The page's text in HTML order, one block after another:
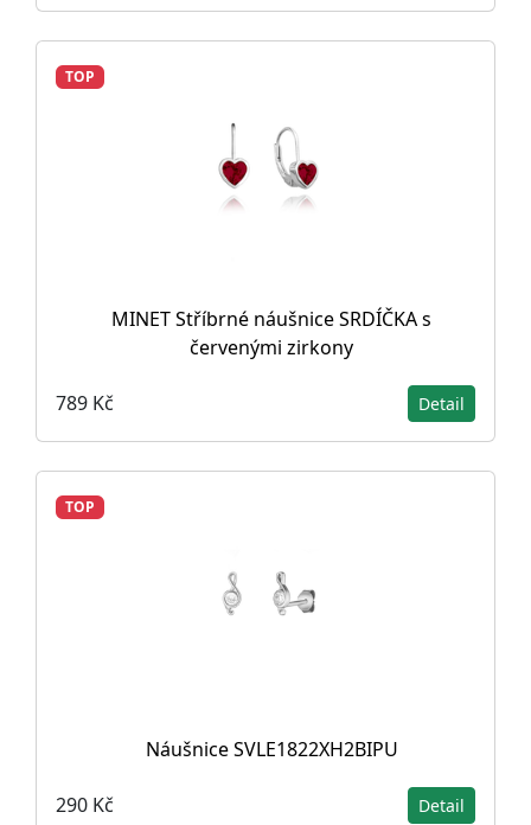
TOP
MINET Stříbrné náušnice SRDÍČKA s
červenými zirkony
789 Kč Detail
TOP
Náušnice SVLE1822XH2BIPU
290 Kč Detail